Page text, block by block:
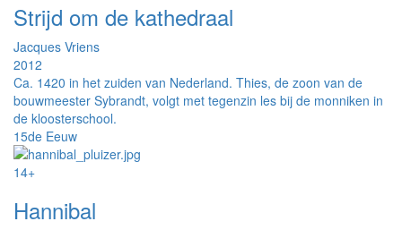
Strijd om de kathedraal
Jacques Vriens
2012
Ca. 1420 in het zuiden van Nederland. Thies, de zoon van de
bouwmeester Sybrandt, volgt met tegenzin les bij de monniken in
de kloosterschool.
15de Eeuw
14+
Hannibal